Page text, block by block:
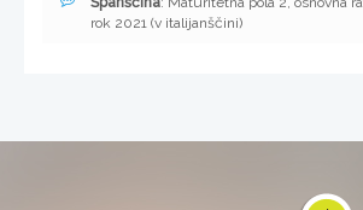
rok 2021 (v italijanščini)